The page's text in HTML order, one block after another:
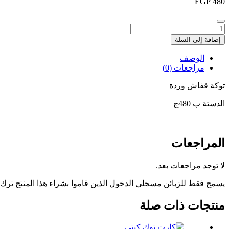
كمية
قفاش
إضافة إلى السلة
الوصف
مراجعات (0)
توكة قفاش وردة
الدستة ب 480ج
المراجعات
لا توجد مراجعات بعد.
يسمح فقط للزبائن مسجلي الدخول الذين قاموا بشراء هذا المنتج
منتجات ذات صلة